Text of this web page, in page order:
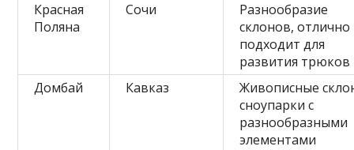
Красная
Поляна
Сочи
Разнообразие
склонов, отлично
подходит для
развития трюков
Домбай
Кавказ
Живописные
сноупарки с
разнообразными
элементами